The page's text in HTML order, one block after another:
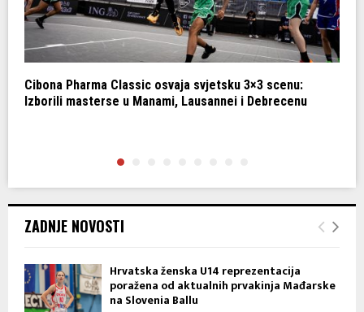
Cibona Pharma Classic osvaja svjetsku 3×3 scenu:
Izborili masterse u Manami, Lausannei i Debrecenu
ZADNJE NOVOSTI
Hrvatska ženska U14 reprezentacija
poražena od aktualnih prvakinja Mađarske
na Slovenia Ballu